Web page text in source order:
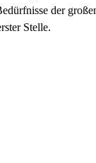
der
Stelle.